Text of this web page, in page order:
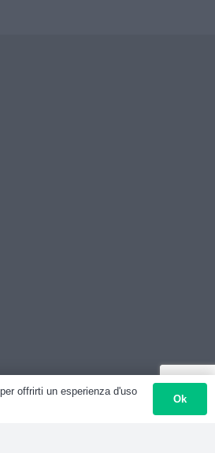
offrirti un esperienza d'uso
Ok